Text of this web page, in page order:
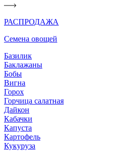
РАСПРОДАЖА
Семена овощей
Базилик
Баклажаны
Бобы
Вигна
Горох
Горчица салатная
Дайкон
Кабачки
Капуста
Картофель
Кукуруза